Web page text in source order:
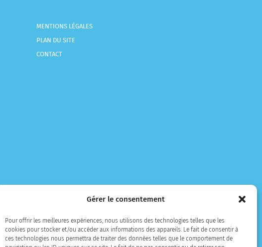
Gérer le consentement
Pour offrir les meilleures expériences, nous utilisons des technologies telles que les
cookies pour stocker et/ou accéder aux informations des appareils. Le fait de consentir à
ces technologies nous permettra de traiter des données telles que le comportement de
MENTIONS LÉGALES
PLAN DU SITE
CONTACT